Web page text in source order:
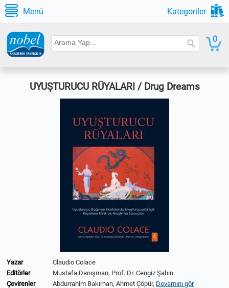
Menü Kategoriler
0
UYUŞTURUCU RÜYALARI / Drug Dreams
Yazar
Claudio Colace
Editörler
Mustafa Danışman, Prof. Dr. Cengiz Şahin
Çevirenler
Abdurrahim Bakırhan, Ahmet Çöpür, Devamını gör